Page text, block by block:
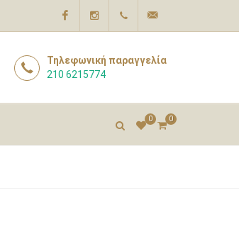
Τηλεφωνική παραγγελία
210 6215774
0
0